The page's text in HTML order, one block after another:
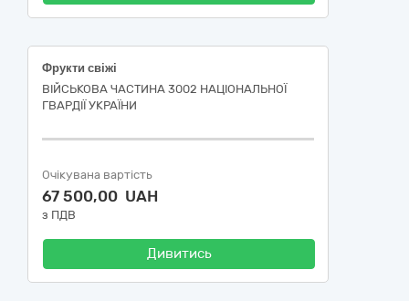
Фрукти свіжі
ВІЙСЬКОВА ЧАСТИНА 3002 НАЦІОНАЛЬНОЇ
ГВАРДІЇ УКРАЇНИ
Очікувана вартість
67 500,00 UAH
з ПДВ
Дивитись